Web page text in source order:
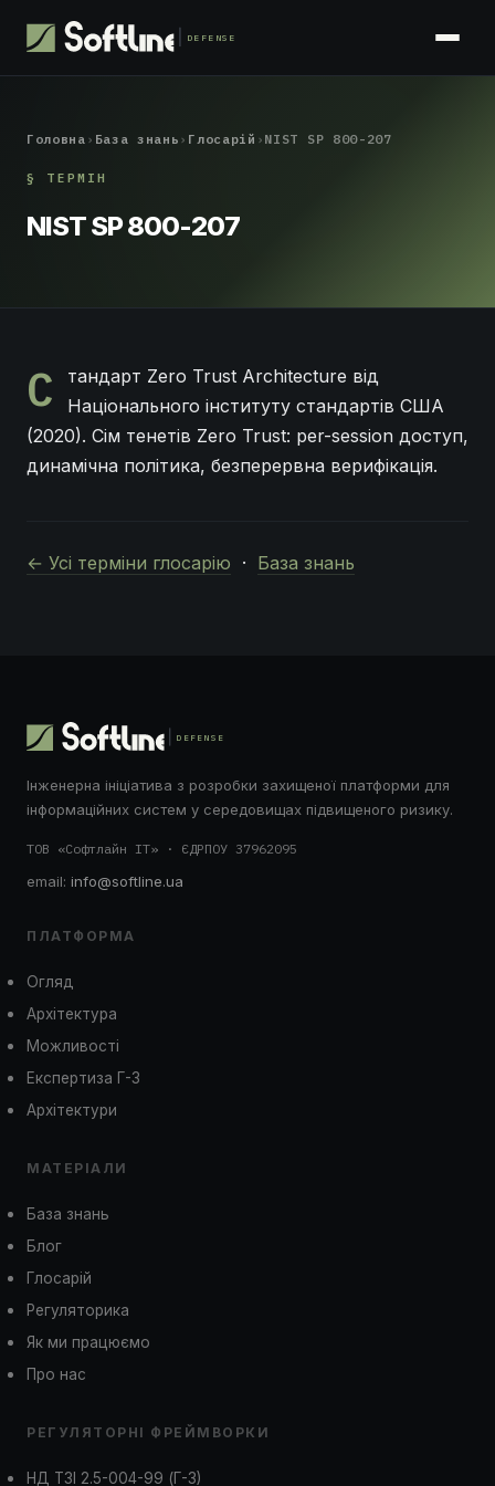
DEFENSE
Головна › База знань › Глосарій › NIST SP 800-207
§ ТЕРМІН
NIST SP 800-207
С
тандарт Zero Trust Architecture від
Національного інституту стандартів США
(2020). Сім тенетів Zero Trust: per-session доступ,
динамічна політика, безперервна верифікація.
← Усі терміни глосарію · База знань
DEFENSE
Інженерна ініціатива з розробки захищеної платформи для
інформаційних систем у середовищах підвищеного ризику.
ТОВ «Софтлайн ІТ» · ЄДРПОУ 37962095
email: info@softline.ua
ПЛАТФОРМА
Огляд
Архітектура
Можливості
Експертиза Г-3
Архітектури
МАТЕРІАЛИ
База знань
Блог
Глосарій
Регуляторика
Як ми працюємо
Про нас
РЕГУЛЯТОРНІ ФРЕЙМВОРКИ
НД ТЗІ 2.5-004-99 (Г-3)